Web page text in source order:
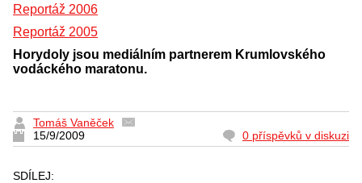
Reportáž 2006
Reportáž 2005
Horydoly jsou mediálním partnerem Krumlovského
vodáckého maratonu.
Tomáš Vaněček
15/9/2009
0 příspěvků v diskuzi
SDÍLEJ: